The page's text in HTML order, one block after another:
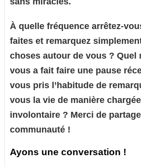
À quelle fréquence arrêtez-
faites et remarquez
choses autour de vous ? Quel
vous a fait faire une pause
vous pris l’habitude de
vous la vie de manière
involontaire ? Merci de
communauté !
Ayons une conversation !